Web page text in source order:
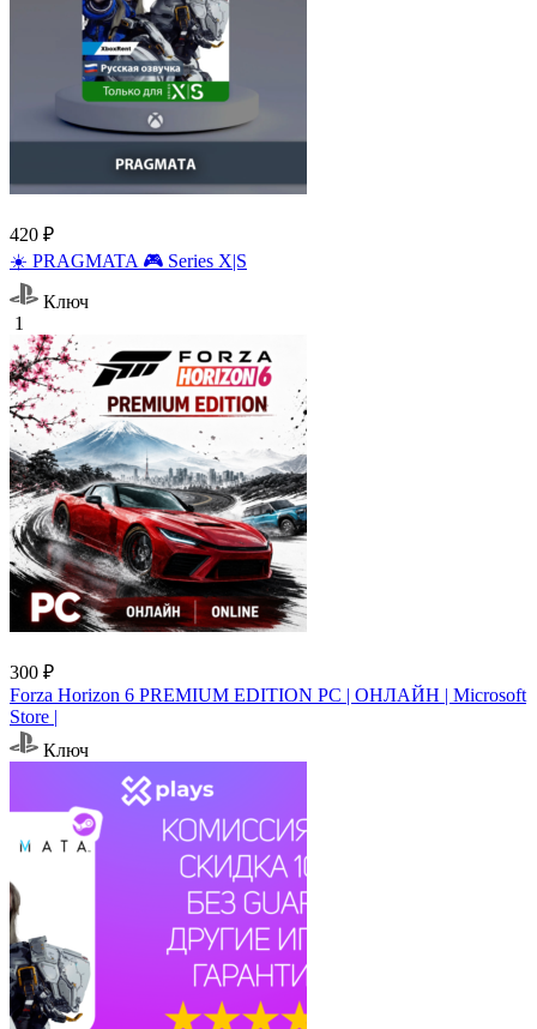
420 ₽
☀️ PRAGMATA 🎮 Series X|S
Ключ
1
300 ₽
Forza Horizon 6 PREMIUM EDITION PC | ОНЛАЙН | Microsoft
Store |
Ключ